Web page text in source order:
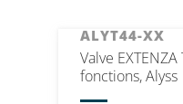
ALYT44-XX
Valve
fonctions, Alyss